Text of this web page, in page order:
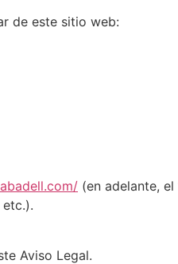
de este sitio web:
(en adelante, el
Aviso Legal.